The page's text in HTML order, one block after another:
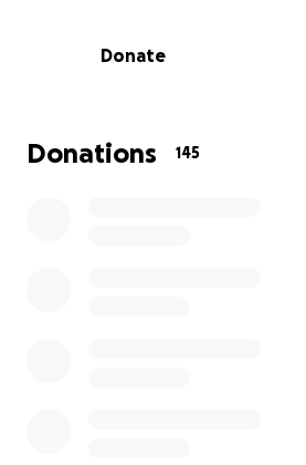
ma vie. La vie m'a donné un
15 ans que j'habite dans mon
changer d'habitat serait un bon
Donate
Donations 145